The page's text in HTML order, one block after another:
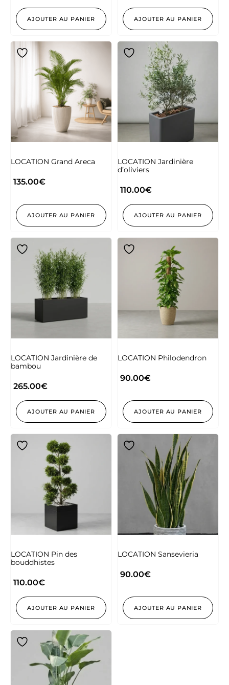
AJOUTER AU PANIER AJOUTER AU PANIER
LOCATION Grand Areca
135.00€
AJOUTER AU PANIER
LOCATION Jardinière
d’oliviers
110.00€
AJOUTER AU PANIER
LOCATION Jardinière de
bambou
265.00€
AJOUTER AU PANIER
LOCATION Philodendron
90.00€
AJOUTER AU PANIER
LOCATION Pin des
bouddhistes
110.00€
AJOUTER AU PANIER
LOCATION Sansevieria
90.00€
AJOUTER AU PANIER